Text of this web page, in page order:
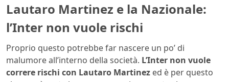
Lautaro Martinez e la Nazionale:
l’Inter non vuole rischi
Proprio questo potrebbe far nascere un po’ di
malumore all’interno della società. L’Inter non vuole
correre rischi con Lautaro Martinez ed è per questo